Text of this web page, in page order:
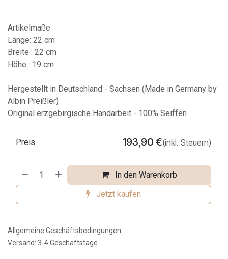
Artikelmaße
Länge: 22 cm
Breite : 22 cm
Höhe : 19 cm
Hergestellt in Deutschland - Sachsen (Made in Germany by
Albin Preißler)
Original erzgebirgische Handarbeit - 100% Seiffen
In den Warenkorb
Jetzt kaufen
Preis 193,90 €(inkl. Steuern)
Allgemeine Geschäftsbedingungen
Versand: 3-4 Geschäftstage